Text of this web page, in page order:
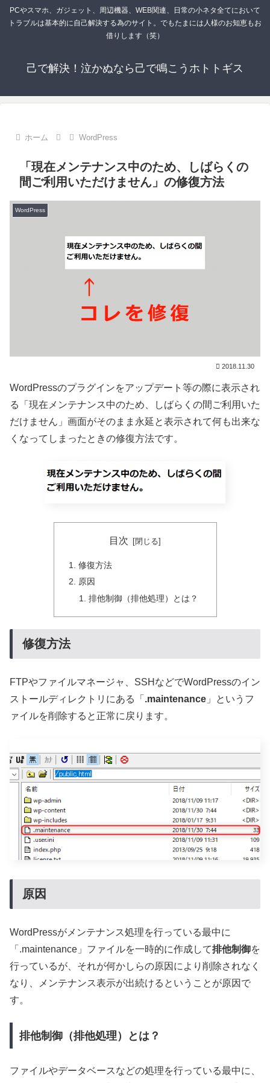
PCやスマホ、ガジェット、周辺機器、WEB関連、日常の小ネタ全てにおいて
トラブルは基本的に自己解決する為のサイト。でもたまには人様のお知恵もお
借りします（笑）
己で解決！泣かぬなら己で鳴こうホトトギス
ホーム WordPress
「現在メンテナンス中のため、しばらくの
間ご利用いただけません」の修復方法
WordPress
2018.11.30
WordPressのプラグインをアップデート等の際に表示され
る「現在メンテナンス中のため、しばらくの間ご利用いた
だけません」画面がそのまま永延と表示されて何も出来な
くなってしまったときの修復方法です。
目次
修復方法
原因
排他制御（排他処理）とは？
修復方法
FTPやファイルマネージャ、SSHなどでWordPressのイン
ストールディレクトリにある「 .maintenance 」というフ
ァイルを削除すると正常に戻ります。
原因
WordPressがメンテナンス処理を行っている最中に
「.maintenance」ファイルを一時的に作成して排他制御を
行っているが、それが何かしらの原因により削除されなく
なり、メンテナンス表示が出続けるということが原因で
す。
排他制御（排他処理）とは？
ファイルやデータベースなどの処理を行っている最中に、